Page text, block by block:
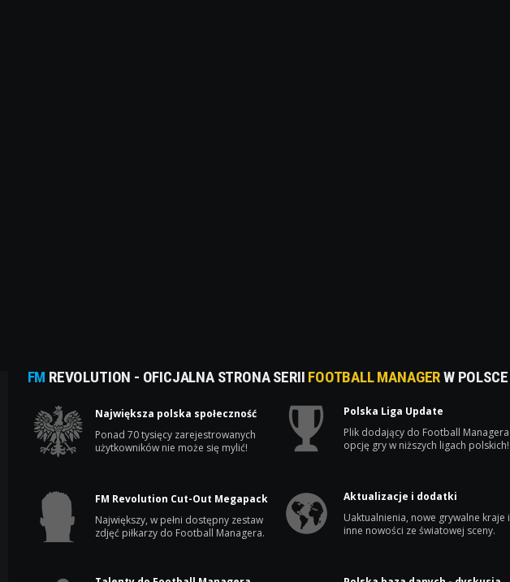
FM REVOLUTION - OFICJALNA STRONA SERII FOOTBALL MANAGERW POLSCE
Największa polska społeczność
Ponad 70 tysięcy zarejestrowanych
użytkowników nie może się mylić!
Polska Liga Update
Plik dodający do Football Managera
opcję gry w niższych ligach polskich!
FM Revolution Cut-Out Megapack
Największy, w pełni dostępny zestaw
zdjęć piłkarzy do Football Managera.
Aktualizacje i dodatki
Uaktualnienia, nowe grywalne kraje i
inne nowości ze światowej sceny.